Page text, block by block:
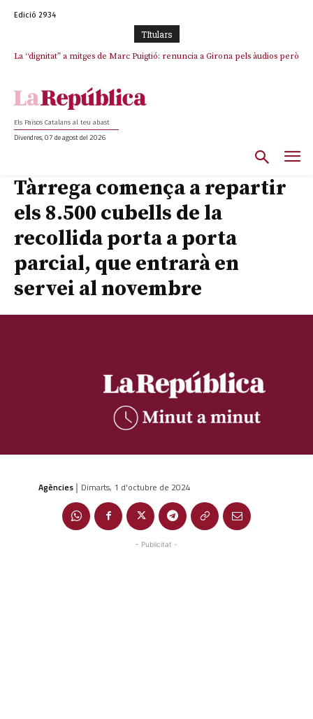
Edició 2934
TItulars
La “dignitat” a mitges de Marc Puigtió: renuncia a Girona pels àudios però
Junts exigeix que Catalunya quedi “fora” del repartiment dels menors
Els Països Catalans al teu abast
Divendres, 07 de agost del 2026
Tàrrega comença a repartir
els 8.500 cubells de la
recollida porta a porta
parcial, que entrarà en
servei al novembre
Agències | Dimarts, 1 d'octubre de 2024
- Publicitat -